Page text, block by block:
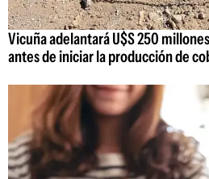
Vicuña adelantará U$S 250
antes de iniciar la producción de